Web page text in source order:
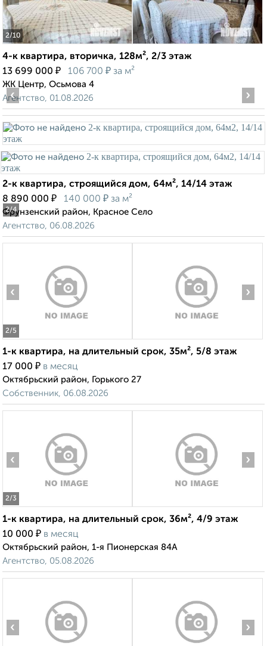
2/10
4-к квартира, вторичка, 128м², 2/3 этаж
13 699 000 ₽ 106 700 ₽ за м²
ЖК Центр, Осьмова 4
Агентство, 01.08.2026
2/4
‹ ›
2-к квартира, строящийся дом, 64м², 14/14 этаж
8 890 000 ₽ 140 000 ₽ за м²
Фрунзенский район, Красное Село
Агентство, 06.08.2026
2/5
‹ ›
1-к квартира, на длительный срок, 35м², 5/8 этаж
17 000 ₽ в месяц
Октябрьский район, Горького 27
Собственник, 06.08.2026
2/3
‹ ›
1-к квартира, на длительный срок, 36м², 4/9 этаж
10 000 ₽ в месяц
Октябрьский район, 1-я Пионерская 84А
Агентство, 05.08.2026
‹ ›